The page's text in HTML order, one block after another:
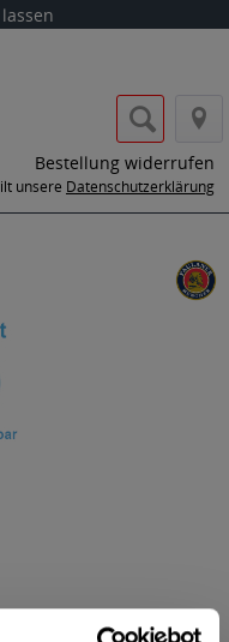
Bestellung widerrufen
unsere Datenschutzerklärung